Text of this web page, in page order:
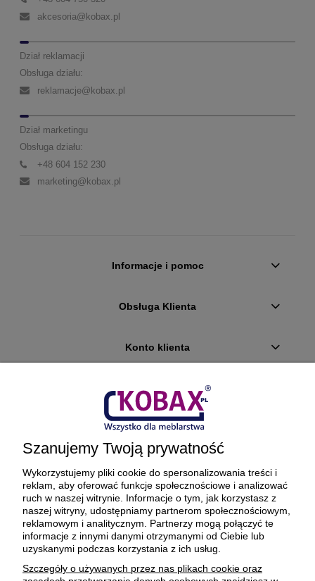
akcesoria@kobax.pl
Dział reklamacji
Obsługa działu:
reklamacje@kobax.pl
Dział marketingu
Obsługa działu:
+48 604 152 230
marketing@kobax.pl
Informacje i pomoc
Obsługa Klienta
Konto klienta
Płatności i dostawa
Ciekawostki
O firmie
BEZPIECZNE PŁATNOŚCI ORAZ DOSTAWA
Szanujemy Twoją prywatność
Wykorzystujemy pliki cookie do spersonalizowania treści i
reklam, aby oferować funkcje społecznościowe i analizować
ruch w naszej witrynie. Informacje o tym, jak korzystasz z
naszej witryny, udostępniamy partnerom społecznościowym,
reklamowym i analitycznym. Partnerzy mogą połączyć te
informacje z innymi danymi otrzymanymi od Ciebie lub
uzyskanymi podczas korzystania z ich usług.
Szczegóły o używanych przez nas plikach cookie oraz